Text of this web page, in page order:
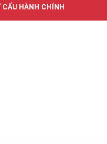
CẤU HÀNH CHÍNH